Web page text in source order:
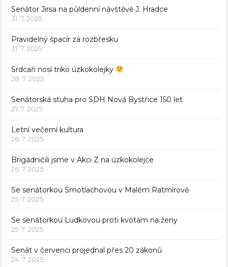
Senátor Jirsa na půldenní návštěvě J. Hradce
31. 7. 2025
Pravidelný špacír za rozbřesku
31. 7. 2025
Srdcaři nosí triko úzkokolejky
28. 7. 2025
Senátorská stuha pro SDH Nová Bystřice 150 let
27. 7. 2025
Letní večerní kultura
26. 7. 2025
Brigádničili jsme v Akci Z na úzkokolejce
26. 7. 2025
Se senátorkou Smotlachovou v Malém Ratmírově
25. 7. 2025
Se senátorkou Ludkovou proti kvótám na ženy
25. 7. 2025
Senát v červenci projednal přes 20 zákonů
24. 7. 2025